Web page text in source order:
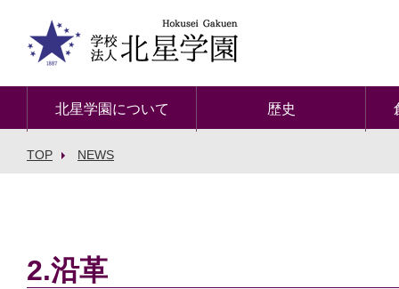
北星学園について 歴史
TOP NEWS
2.沿革